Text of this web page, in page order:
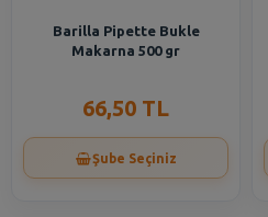
Barilla Pipette Bukle
Makarna 500 gr
66,50 TL
Şube Seçiniz